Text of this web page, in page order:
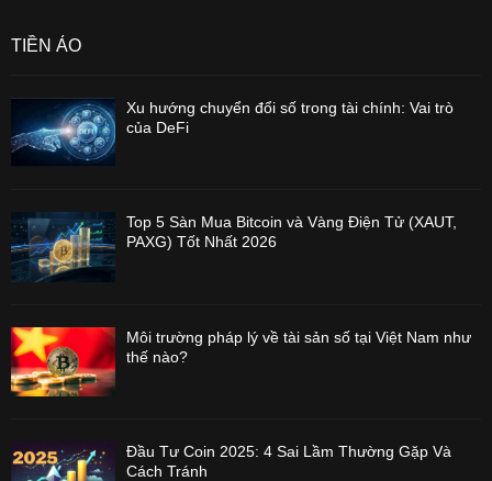
TIỀN ẢO
Xu hướng chuyển đổi số trong tài chính: Vai trò
của DeFi
Top 5 Sàn Mua Bitcoin và Vàng Điện Tử (XAUT,
PAXG) Tốt Nhất 2026
Môi trường pháp lý về tài sản số tại Việt Nam như
thế nào?
Đầu Tư Coin 2025: 4 Sai Lầm Thường Gặp Và
Cách Tránh